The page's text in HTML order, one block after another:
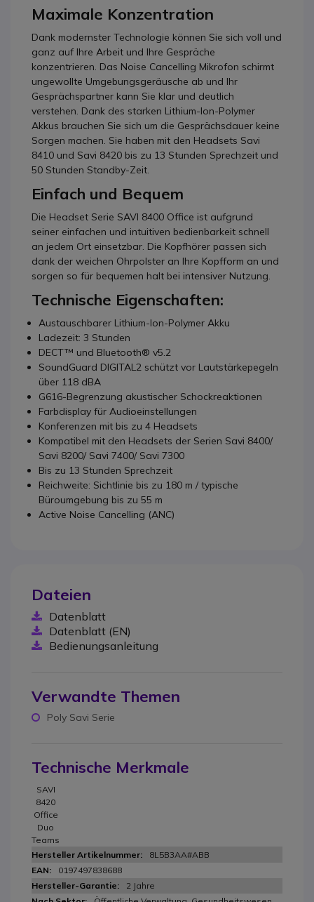
Maximale Konzentration
Dank modernster Technologie können Sie sich voll und
ganz auf Ihre Arbeit und Ihre Gespräche
konzentrieren. Das Noise Cancelling Mikrofon schirmt
ungewollte Umgebungsgeräusche ab und Ihr
Gesprächspartner kann Sie klar und deutlich
verstehen. Dank des starken Lithium-Ion-Polymer
Akkus brauchen Sie sich um die Gesprächsdauer keine
Sorgen machen. Sie haben mit den Headsets Savi
8410 und Savi 8420 bis zu 13 Stunden Sprechzeit und
50 Stunden Standby-Zeit.
Einfach und Bequem
Die Headset Serie SAVI 8400 Office ist aufgrund
seiner einfachen und intuitiven bedienbarkeit schnell
an jedem Ort einsetzbar. Die Kopfhörer passen sich
dank der weichen Ohrpolster an Ihre Kopfform an und
sorgen so für bequemen halt bei intensiver Nutzung.
Technische Eigenschaften:
Austauschbarer Lithium-Ion-Polymer Akku
Ladezeit: 3 Stunden
DECT™ und Bluetooth® v5.2
SoundGuard DIGITAL2 schützt vor Lautstärkepegeln
über 118 dBA
G616-Begrenzung akustischer Schockreaktionen
Farbdisplay für Audioeinstellungen
Konferenzen mit bis zu 4 Headsets
Kompatibel mit den Headsets der Serien Savi 8400/
Savi 8200/ Savi 7400/ Savi 7300
Bis zu 13 Stunden Sprechzeit
Reichweite: Sichtlinie bis zu 180 m / typische
Büroumgebung bis zu 55 m
Active Noise Cancelling (ANC)
Dateien
Datenblatt
Datenblatt (EN)
Bedienungsanleitung
Verwandte Themen
Poly Savi Serie
Technische Merkmale
SAVI
8420
Office
Duo
Teams
8L5B3AA#ABB
0197497838688
2 Jahre